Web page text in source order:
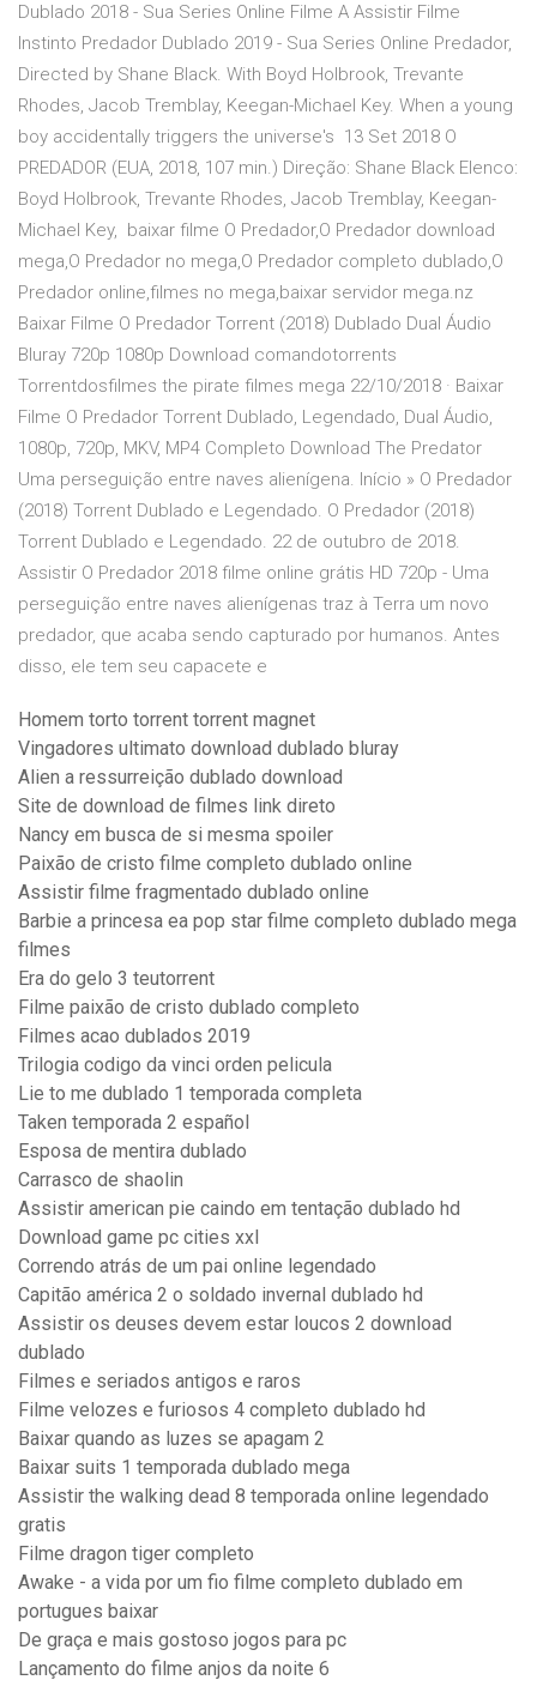
Dublado 2018 - Sua Series Online Filme A Assistir Filme
Instinto Predador Dublado 2019 - Sua Series Online Predador,
Directed by Shane Black. With Boyd Holbrook, Trevante
Rhodes, Jacob Tremblay, Keegan-Michael Key. When a young
boy accidentally triggers the universe's 13 Set 2018 O
PREDADOR (EUA, 2018, 107 min.) Direção: Shane Black Elenco:
Boyd Holbrook, Trevante Rhodes, Jacob Tremblay, Keegan-
Michael Key, baixar filme O Predador,O Predador download
mega,O Predador no mega,O Predador completo dublado,O
Predador online,filmes no mega,baixar servidor mega.nz
Baixar Filme O Predador Torrent (2018) Dublado Dual Áudio
Bluray 720p 1080p Download comandotorrents
Torrentdosfilmes the pirate filmes mega 22/10/2018 · Baixar
Filme O Predador Torrent Dublado, Legendado, Dual Áudio,
1080p, 720p, MKV, MP4 Completo Download The Predator
Uma perseguição entre naves alienígena. Início » O Predador
(2018) Torrent Dublado e Legendado. O Predador (2018)
Torrent Dublado e Legendado. 22 de outubro de 2018.
Assistir O Predador 2018 filme online grátis HD 720p - Uma
perseguição entre naves alienígenas traz à Terra um novo
predador, que acaba sendo capturado por humanos. Antes
disso, ele tem seu capacete e
Homem torto torrent torrent magnet
Vingadores ultimato download dublado bluray
Alien a ressurreição dublado download
Site de download de filmes link direto
Nancy em busca de si mesma spoiler
Paixão de cristo filme completo dublado online
Assistir filme fragmentado dublado online
Barbie a princesa ea pop star filme completo dublado mega
filmes
Era do gelo 3 teutorrent
Filme paixão de cristo dublado completo
Filmes acao dublados 2019
Trilogia codigo da vinci orden pelicula
Lie to me dublado 1 temporada completa
Taken temporada 2 español
Esposa de mentira dublado
Carrasco de shaolin
Assistir american pie caindo em tentação dublado hd
Download game pc cities xxl
Correndo atrás de um pai online legendado
Capitão américa 2 o soldado invernal dublado hd
Assistir os deuses devem estar loucos 2 download
dublado
Filmes e seriados antigos e raros
Filme velozes e furiosos 4 completo dublado hd
Baixar quando as luzes se apagam 2
Baixar suits 1 temporada dublado mega
Assistir the walking dead 8 temporada online legendado
gratis
Filme dragon tiger completo
Awake - a vida por um fio filme completo dublado em
portugues baixar
De graça e mais gostoso jogos para pc
Lançamento do filme anjos da noite 6